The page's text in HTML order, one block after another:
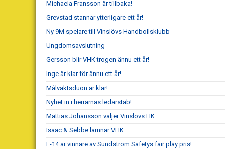
Michaela Fransson är tillbaka!
Grevstad stannar ytterligare ett år!
Ny 9M spelare till Vinslövs Handbollsklubb
Ungdomsavslutning
Gersson blir VHK trogen ännu ett år!
Inge är klar för ännu ett år!
Målvaktsduon är klar!
Nyhet in i herrarnas ledarstab!
Mattias Johansson väljer Vinslövs HK
Isaac & Sebbe lämnar VHK
F-14 är vinnare av Sundström Safetys fair play pris!